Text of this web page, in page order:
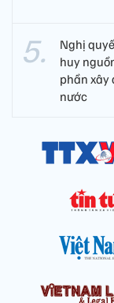
Nghị
huy
phần xây
nước